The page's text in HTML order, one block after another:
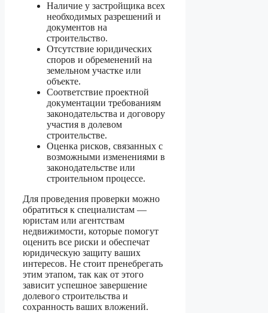
Наличие у застройщика всех
необходимых разрешений и
документов на
строительство.
Отсутствие юридических
споров и обременений на
земельном участке или
объекте.
Соответствие проектной
документации требованиям
законодательства и договору
участия в долевом
строительстве.
Оценка рисков, связанных с
возможными изменениями в
законодательстве или
строительном процессе.
Для проведения проверки можно
обратиться к специалистам —
юристам или агентствам
недвижимости, которые помогут
оценить все риски и обеспечат
юридическую защиту ваших
интересов. Не стоит пренебрегать
этим этапом, так как от этого
зависит успешное завершение
долевого строительства и
сохранность ваших вложений.